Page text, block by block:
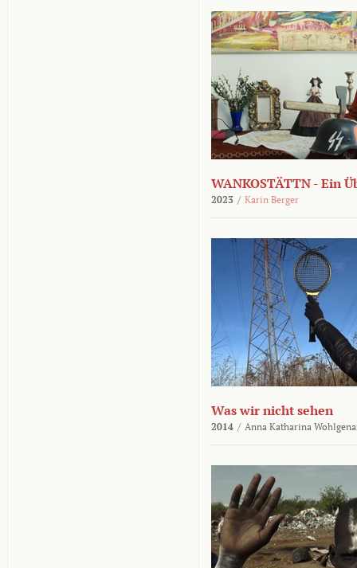
WANKOSTÄTTN - Ein
2023 / Karin Berger
Was wir nicht sehen
2014 / Anna Katharina